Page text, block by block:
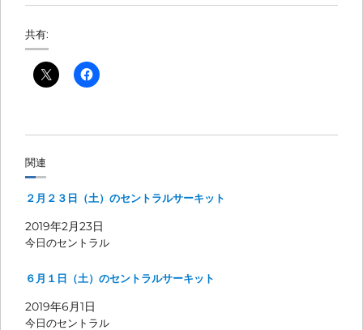
共有:
関連
２月２３日（土）のセントラルサーキット
2019年2月23日
今日のセントラル
６月１日（土）のセントラルサーキット
2019年6月1日
今日のセントラル